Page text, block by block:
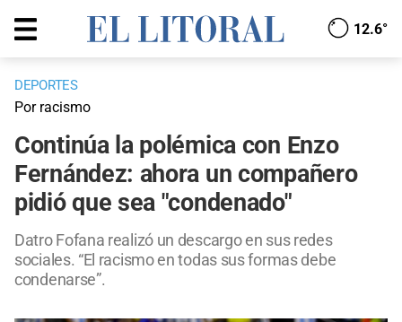
12.6°
DEPORTES
Por racismo
Continúa la polémica con Enzo
Fernández: ahora un compañero
pidió que sea "condenado"
Datro Fofana realizó un descargo en sus redes
sociales. “El racismo en todas sus formas debe
condenarse”.